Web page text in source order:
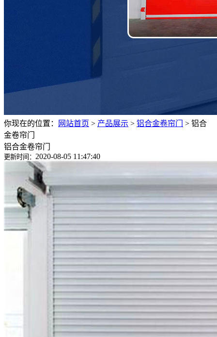
你现在的位置： 网站首页 > 产品展示 > 铝合金卷帘门 > 铝合
金卷帘门
铝合金卷帘门
更新时间： 2020-08-05 11:47:40